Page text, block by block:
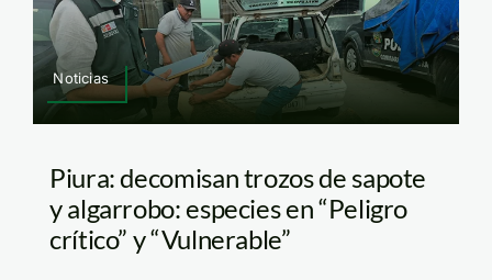
Noticias
Piura: decomisan trozos de sapote
y algarrobo: especies en “Peligro
crítico” y “Vulnerable”